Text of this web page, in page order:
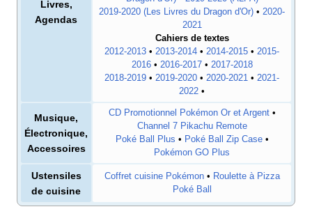
Livres,
Agendas
2019-2020 (Les Livres du Dragon d'Or) • 2020-
2021
Cahiers de textes
2012-2013 • 2013-2014 • 2014-2015 • 2015-
2016• 2016-2017• 2017-2018
2018-2019 • 2019-2020 • 2020-2021 • 2021-
2022 •
Musique,
Électronique,
Accessoires
CD Promotionnel Pokémon Or et Argent•
Channel 7 Pikachu Remote
Poké Ball Plus • Poké Ball Zip Case•
Pokémon GO Plus
Ustensiles
de cuisine
Coffret cuisine Pokémon• Roulette à Pizza
Poké Ball